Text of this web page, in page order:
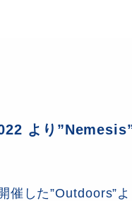
より
催した”Outdoors”